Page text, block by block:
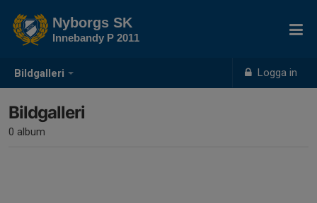
Bildgalleri Logga in
Nyborgs SK
Innebandy P 2011
Bildgalleri
0 album